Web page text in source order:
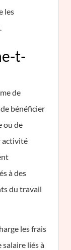
les
t-
de
bénéficier
ou de
activité
à des
du travail
les frais
liés à